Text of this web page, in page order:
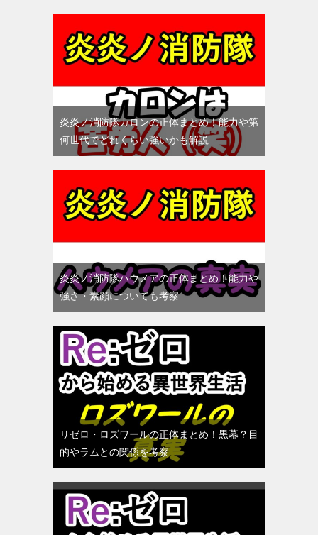
炎炎ノ消防隊カロンの正体まとめ！能力や第
何世代でどれくらい強いかも解説
炎炎ノ消防隊ハウメアの正体まとめ！能力や
強さ・素顔についても考察
リゼロ・ロズワールの正体まとめ！黒幕？目
的やラムとの関係を考察